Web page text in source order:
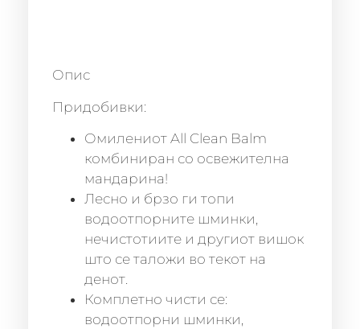
Опис
Придобивки:
Омилениот All Clean Balm
комбиниран со освежителна
мандарина!
Лесно и брзо ги топи
водоотпорните шминки,
нечистотиите и другиот вишок
што се таложи во текот на
денот.
Комплетно чисти се:
водоотпорни шминки,